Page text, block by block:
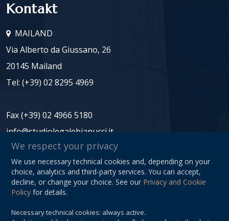
Kontakt
MAILAND
Via Alberto da Giussano, 26
20145 Mailand
Tel: (+39) 02 8295 4969
Fax (+39) 02 4966 5180
info@studiolegalebianucci.it
P.IVA: 08125620966
Privacy Policy
Sitemap
Cookie Preferences
We respect your privacy
We use necessary technical cookies and, depending on your
choice, analytics and third-party services. You can accept,
decline, or change your choice. See our Privacy and Cookie
Policy for details.
Necessary technical cookies: always active.